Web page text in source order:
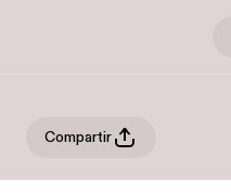
Compartir